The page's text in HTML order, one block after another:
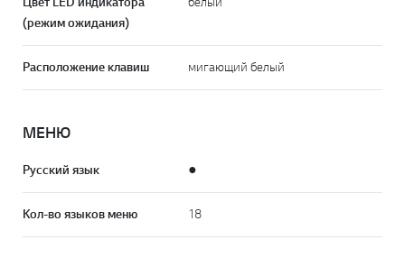
(режим ожидания)
Расположение клавиш мигающий белый
МЕНЮ
Русский язык ●
Кол-во языков меню 18